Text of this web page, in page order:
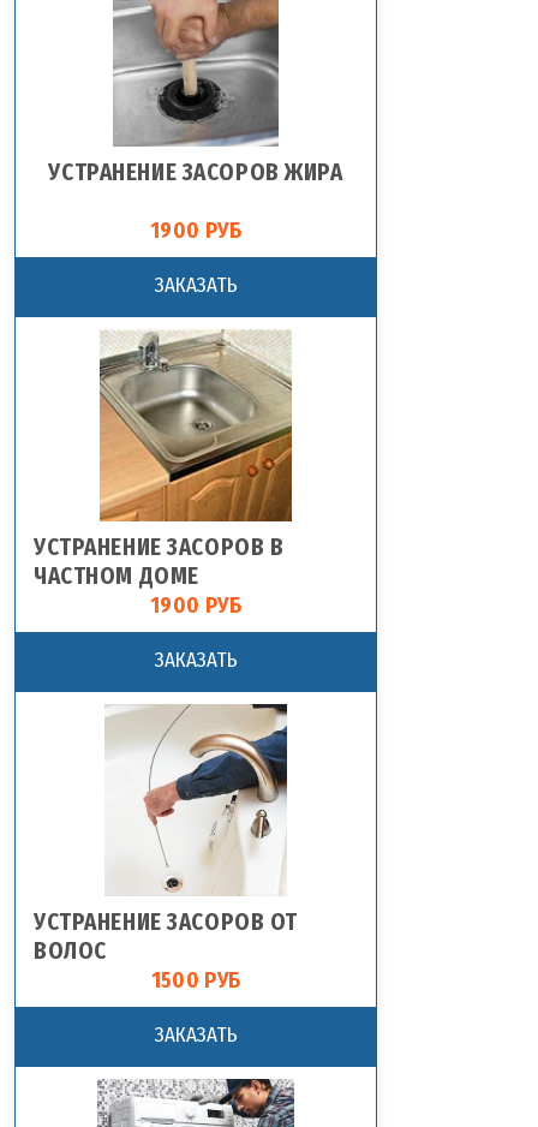
УСТРАНЕНИЕ ЗАСОРОВ ЖИРА
1900 РУБ
ЗАКАЗАТЬ
УСТРАНЕНИЕ ЗАСОРОВ В
ЧАСТНОМ ДОМЕ
1900 РУБ
ЗАКАЗАТЬ
УСТРАНЕНИЕ ЗАСОРОВ ОТ
ВОЛОС
1500 РУБ
ЗАКАЗАТЬ